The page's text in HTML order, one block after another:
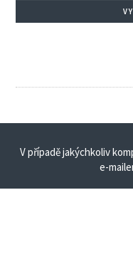
V případě jakýchkoliv
e-